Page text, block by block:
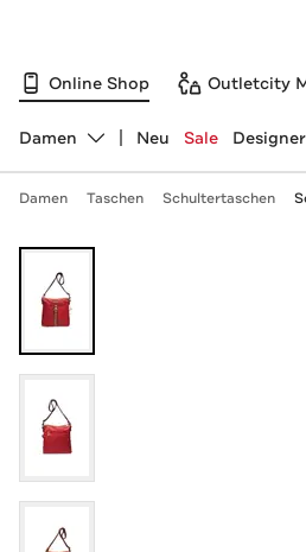
Online Shop Outletcity
Abteilung ändern, ausgewählt:
Damen Neu Sale Designer
Damen Taschen Schultertaschen